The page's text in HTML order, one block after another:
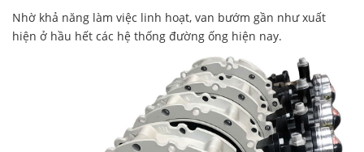
Nhờ khả năng làm việc linh hoạt, van bướm gần như xuất
hiện ở hầu hết các hệ thống đường ống hiện nay.